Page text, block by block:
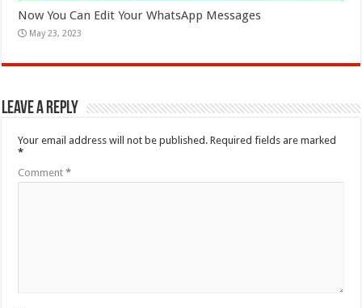
Now You Can Edit Your WhatsApp Messages
May 23, 2023
Leave a Reply
Your email address will not be published. Required fields are marked
*
Comment*